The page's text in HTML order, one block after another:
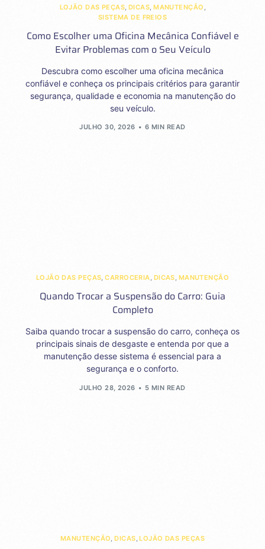
LOJÃO DAS PEÇAS ,DICAS ,MANUTENÇÃO
SISTEMA DE FREIOS
Como Escolher uma Oficina Mecânica Confiável e
Evitar Problemas com o Seu Veículo
Descubra como escolher uma oficina mecânica
confiável e conheça os principais critérios para garantir
segurança, qualidade e economia na manutenção do
seu veículo.
JULHO 30, 2026 6 MIN READ
LOJÃO DAS PEÇAS,CARROCERIA, DICAS, MANUTENÇÃO
Quando Trocar a Suspensão do Carro: Guia
Completo
Saiba quando trocar a suspensão do carro, conheça os
principais sinais de desgaste e entenda por que a
manutenção desse sistema é essencial para a
segurança e o conforto.
JULHO 28, 2026 5 MIN READ
MANUTENÇÃO,DICAS,LOJÃO DAS PEÇAS